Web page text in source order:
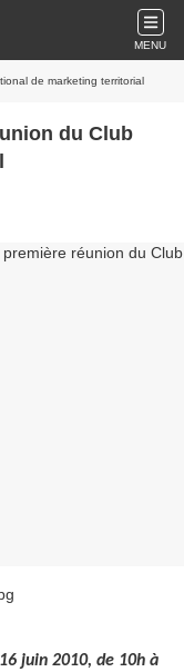
MENU
de marketing territorial
du Club
juin 2010, de 10h à